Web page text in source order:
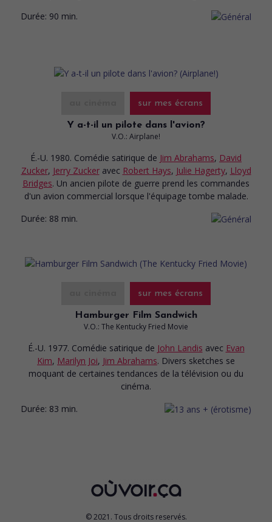
Durée: 90 min.
sur mes écrans
Y a-t-il un pilote dans l'avion?
V.O.: Airplane!
É.-U. 1980. Comédie satirique de Jim Abrahams, David
Zucker, Jerry Zucker avec Robert Hays, Julie Hagerty, Lloyd
Bridges. Un ancien pilote de guerre prend les commandes
d'un avion commercial lorsque l'équipage tombe malade.
Durée: 88 min.
sur mes écrans
Hamburger Film Sandwich
V.O.: The Kentucky Fried Movie
É.-U. 1977. Comédie satirique de John Landis avec Evan
Kim, Marilyn Joi, Jim Abrahams. Divers sketches se
moquant de certaines tendances de la télévision ou du
cinéma.
Durée: 83 min.
© 2021. Tous droits reservés.